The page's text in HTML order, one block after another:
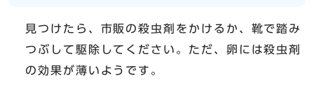
見つけたら、市販の殺虫剤をかけるか、靴で踏み
つぶして駆除してください。ただ、卵には殺虫剤
の効果が薄いようです。